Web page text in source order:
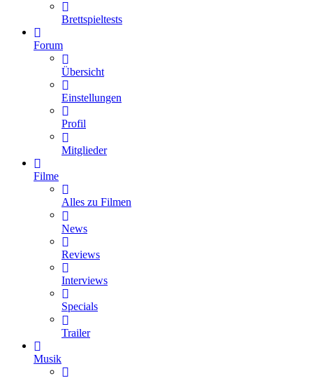
Brettspieltests
Forum
Übersicht
Einstellungen
Profil
Mitglieder
Filme
Alles zu Filmen
News
Reviews
Interviews
Specials
Trailer
Musik